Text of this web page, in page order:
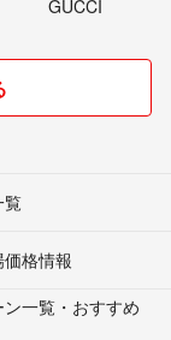
GUCCI
覧
格情報
一覧・おすすめ